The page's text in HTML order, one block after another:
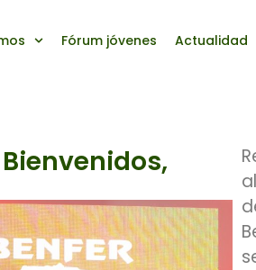
Fórum jóvenes Actualidad
Bienvenidos,